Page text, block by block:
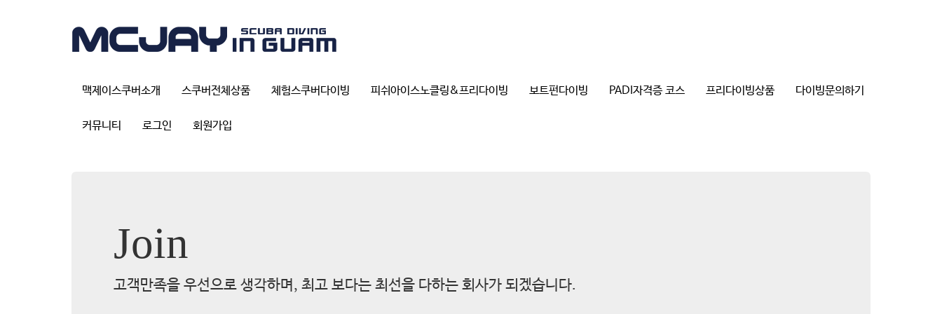
맥제이스쿠버소개 스쿠버전체상품 체험스쿠버다이빙 피쉬아이스노클링&프리다이빙 보트펀다이빙 PADI자격증 코스 프리다이빙상품 다이빙문의하기
커뮤니티 로그인 회원가입
Join
고객만족을 우선으로 생각하며, 최고 보다는 최선을 다하는 회사가 되겠습니다.